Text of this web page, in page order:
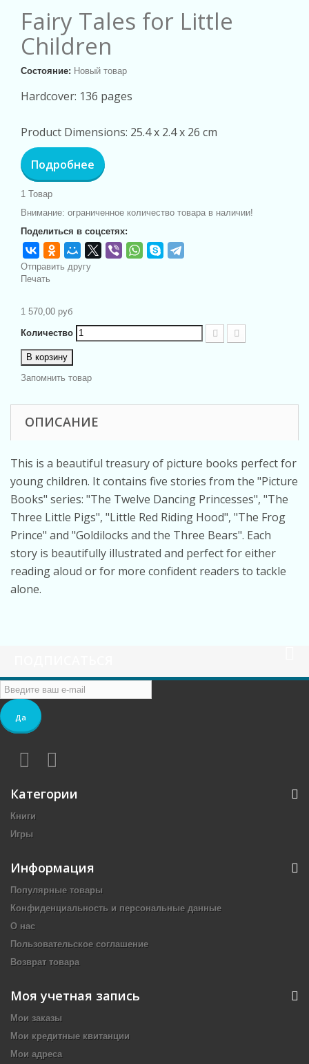
Fairy Tales for Little
Children
Состояние: Новый товар
Hardcover: 136 pages
Product Dimensions: 25.4 x 2.4 x 26 cm
Подробнее
1 Товар
Внимание: ограниченное количество товара в наличии!
Поделиться в соцсетях:
Отправить другу
Печать
1 570,00 руб
Количество
В корзину
Запомнить товар
ОПИСАНИЕ
This is a beautiful treasury of picture books perfect for
young children. It contains five stories from the "Picture
Books" series: "The Twelve Dancing Princesses", "The
Three Little Pigs", "Little Red Riding Hood", "The Frog
Prince" and "Goldilocks and the Three Bears". Each
story is beautifully illustrated and perfect for either
reading aloud or for more confident readers to tackle
alone.
Да
Категории
Книги
Игры
Информация
Популярные товары
Конфиденциальность и персональные данные
О нас
Пользовательское соглашение
Возврат товара
Моя учетная запись
Мои заказы
Мои кредитные квитанции
Мои адреса